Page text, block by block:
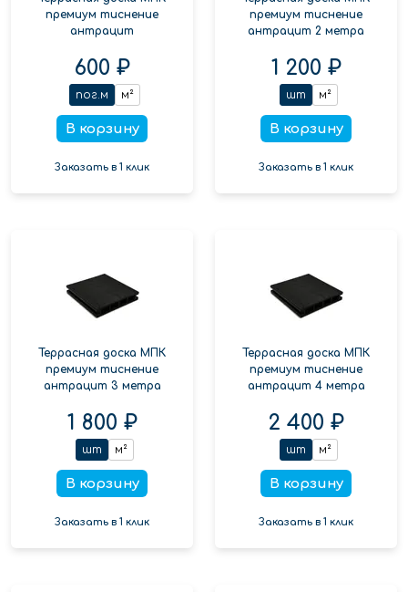
премиум тиснение
антрацит
600 ₽
пог.м м²
В корзину
Заказать в 1 клик
премиум тиснение
антрацит 2 метра
1 200 ₽
шт м²
В корзину
Заказать в 1 клик
Террасная доска МПК
премиум тиснение
антрацит 3 метра
1 800 ₽
шт м²
В корзину
Заказать в 1 клик
Террасная доска МПК
премиум тиснение
антрацит 4 метра
2 400 ₽
шт м²
В корзину
Заказать в 1 клик